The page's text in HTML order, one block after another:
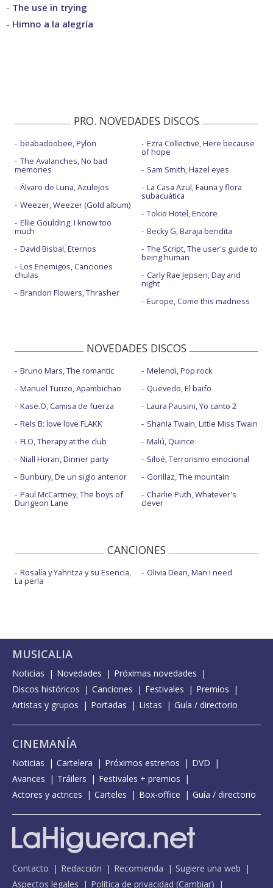
- The use in trying
- Himno a la alegría
PRO. NOVEDADES DISCOS
beabadoobee, Pylon
The Avalanches, No bad
memories
Álvaro de Luna, Azulejos
Weezer, Weezer (Gold album)
Ellie Goulding, I know too
much
David Bisbal, Eternos
Los Enemigos, Canciones
chulas
Brandon Flowers, Thrasher
Ezra Collective, Here because
of hope
Sam Smith, Hazel eyes
La Casa Azul, Fauna y flora
subacuática
Tokio Hotel, Encore
Becky G, Baraja bendita
The Script, The user's guide to
being human
Carly Rae Jepsen, Day and
night
Europe, Come this madness
NOVEDADES DISCOS
Bruno Mars, The romantic
Manuel Turizo, Apambichao
Kase.O, Camisa de fuerza
Rels B: love love FLAKK
FLO, Therapy at the club
Niall Horan, Dinner party
Bunbury, De un siglo anterior
Paul McCartney, The boys of
Dungeon Lane
Melendi, Pop rock
Quevedo, El baifo
Laura Pausini, Yo canto 2
Shania Twain, Little Miss Twain
Malú, Quince
Siloé, Terrorismo emocional
Gorillaz, The mountain
Charlie Puth, Whatever's
clever
CANCIONES
Rosalía y Yahritza y su Esencia,
La perla
Olivia Dean, Man I need
MUSICALIA
Noticias Novedades
Próximas novedades
Discos históricos
Canciones Festivales
Premios
Artistas y grupos
Portadas Listas Guía / directorio
CINEMANÍA
Noticias Cartelera Próximos estrenos
DVD
Avances
Tráilers
Festivales + premios
Actores y actrices
Carteles Box-office Guía / directorio
Contacto Redacción Recomienda
Sugiere una web
Aspectos legales
Política de privacidad (Cambiar)